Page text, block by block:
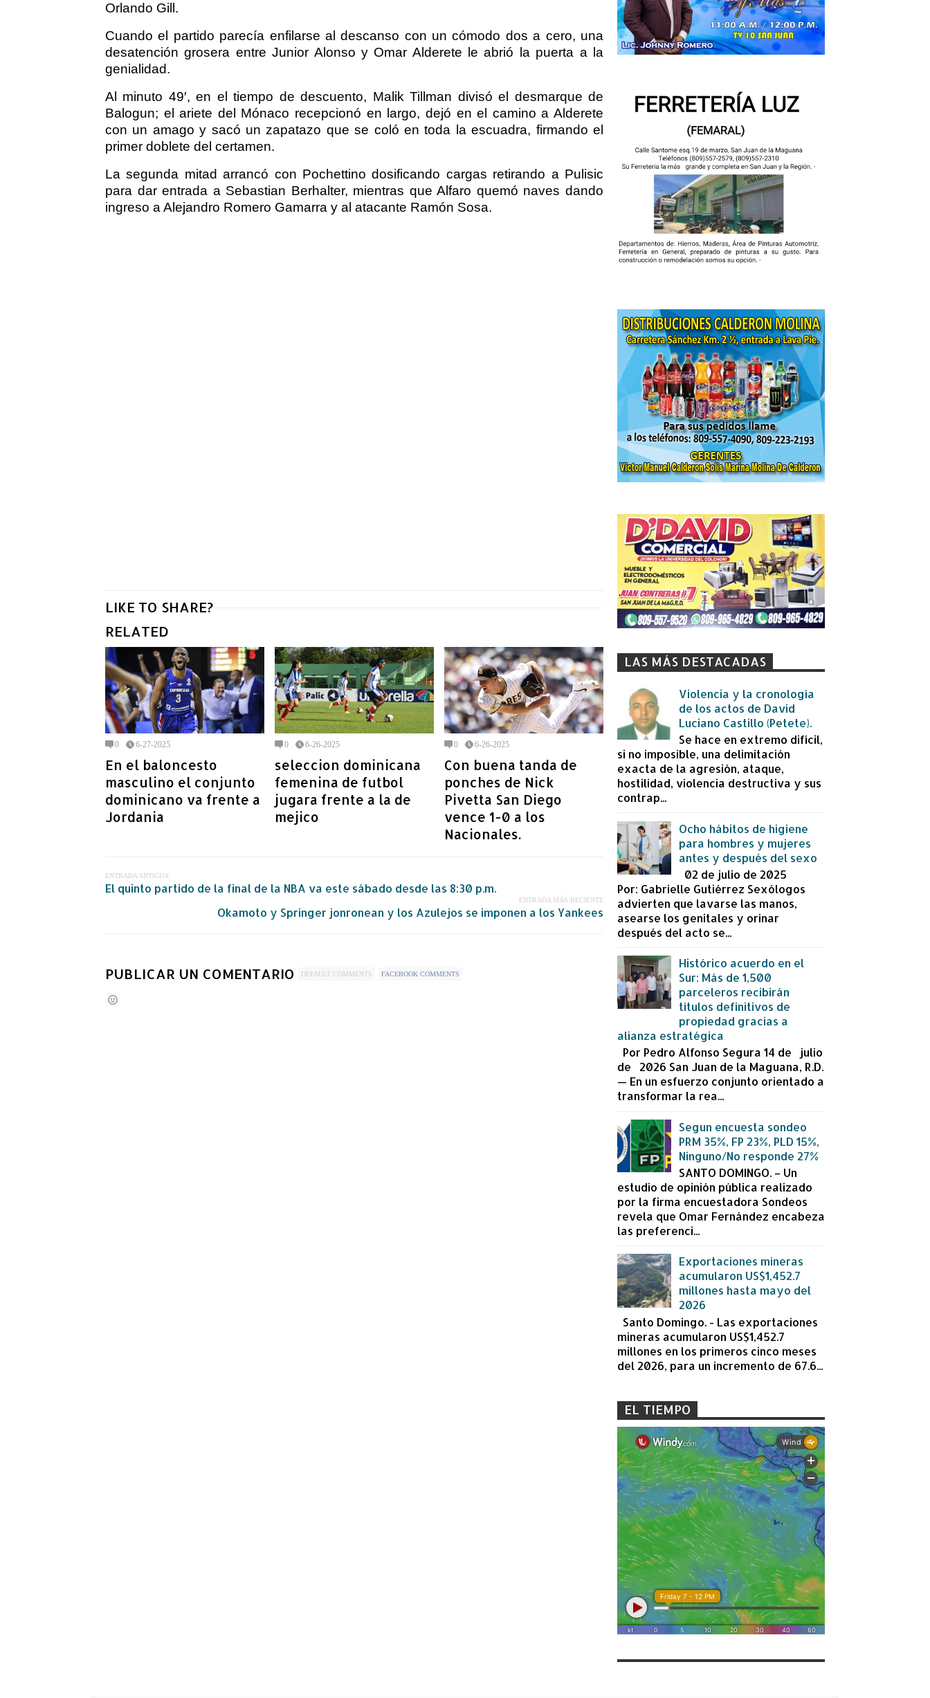
Orlando Gill.
Cuando el partido parecía enfilarse al descanso con un cómodo dos a cero, una
desatención grosera entre Junior Alonso y Omar Alderete le abrió la puerta a la
genialidad.
Al minuto 49′, en el tiempo de descuento, Malik Tillman divisó el desmarque de
Balogun; el ariete del Mónaco recepcionó en largo, dejó en el camino a Alderete
con un amago y sacó un zapatazo que se coló en toda la escuadra, firmando el
primer doblete del certamen.
La segunda mitad arrancó con Pochettino dosificando cargas retirando a Pulisic
para dar entrada a Sebastian Berhalter, mientras que Alfaro quemó naves dando
ingreso a Alejandro Romero Gamarra y al atacante Ramón Sosa.
LIKE TO SHARE?
RELATED
0 6-27-2025
En el baloncesto
masculino el conjunto
dominicano va frente a
Jordania
0 6-26-2025
seleccion dominicana
femenina de futbol
jugara frente a la de
mejico
0 6-26-2025
Con buena tanda de
ponches de Nick
Pivetta San Diego
vence 1-0 a los
Nacionales.
ENTRADA ANTIGUA
El quinto partido de la final de la NBA va este sábado desde las 8:30 p.m.
ENTRADA MÁS RECIENTE
Okamoto y Springer jonronean y los Azulejos se imponen a los Yankees
PUBLICAR UN COMENTARIO DEFAULT COMMENTS FACEBOOK COMMENTS
LAS MÁS DESTACADAS
Violencia y la cronología
de los actos de David
Luciano Castillo (Petete).
Se hace en extremo difícil,
si no imposible, una delimitación
exacta de la agresión, ataque,
hostilidad, violencia destructiva y sus
contrap...
Ocho hábitos de higiene
para hombres y mujeres
antes y después del sexo
02 de julio de 2025
Por: Gabrielle Gutiérrez Sexólogos
advierten que lavarse las manos,
asearse los genitales y orinar
después del acto se...
Histórico acuerdo en el
Sur: Más de 1,500
parceleros recibirán
títulos definitivos de
propiedad gracias a
alianza estratégica
Por Pedro Alfonso Segura 14 de julio
de 2026 San Juan de la Maguana, R.D.
— En un esfuerzo conjunto orientado a
transformar la rea...
Segun encuesta sondeo
PRM 35%, FP 23%, PLD 15%,
Ninguno/No responde 27%
SANTO DOMINGO. – Un
estudio de opinión pública realizado
por la firma encuestadora Sondeos
revela que Omar Fernández encabeza
las preferenci...
Exportaciones mineras
acumularon US$1,452.7
millones hasta mayo del
2026
Santo Domingo. - Las exportaciones
mineras acumularon US$1,452.7
millones en los primeros cinco meses
del 2026, para un incremento de 67.6...
EL TIEMPO